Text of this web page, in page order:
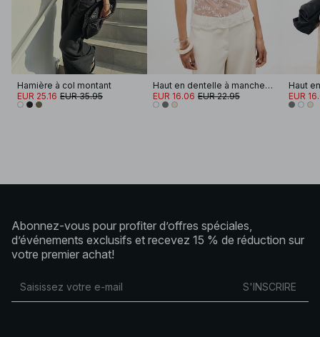
Hamière à col montant
EUR 25.16 EUR 35.95
Haut en dentelle à manches courtes
EUR 16.06 EUR 22.95 EUR
Abonnez-vous pour profiter d’offres spéciales,
d’événements exclusifs et recevez 15 % de réduction sur
votre premier achat!
S'INSCRIRE